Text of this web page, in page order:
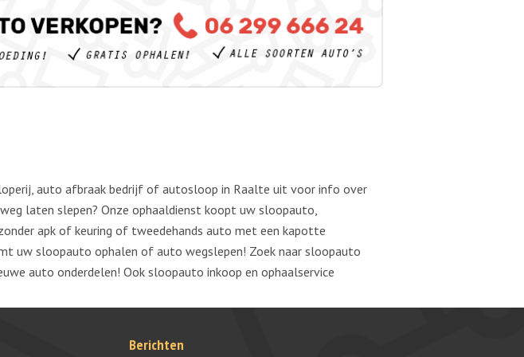
auto afbraak bedrijf of autosloop in Raalte uit voor info over
laten slepen? Onze ophaaldienst koopt uw sloopauto,
apk of keuring of tweedehands auto met een kapotte
uw sloopauto ophalen of auto wegslepen! Zoek naar sloopauto
auto onderdelen! Ook sloopauto inkoop en ophaalservice
Berichten